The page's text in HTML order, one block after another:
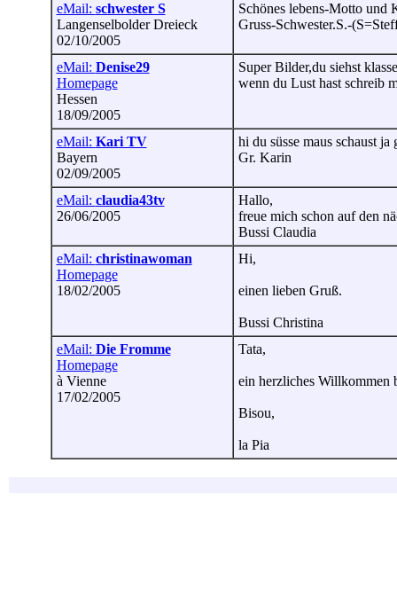
eMail: schwester S
Langenselbolder Dreieck
02/10/2005
Schönes lebens-Motto und
Gruss-Schwester.S.-
eMail: Denise29
Homepage
Hessen
18/09/2005
Super Bilder,du siehst
wenn du Lust hast schreib
eMail: Kari TV
Bayern
02/09/2005
hi du süsse maus schaust
Gr. Karin
eMail: claudia43tv
26/06/2005
Hallo,
freue mich schon auf den
Bussi Claudia
eMail: christinawoman
Homepage
18/02/2005
Hi,
einen lieben Gruß.
Bussi Christina
eMail: Die Fromme
Homepage
à Vienne
17/02/2005
Tata,
ein herzliches Willkommen
Bisou,
la Pia